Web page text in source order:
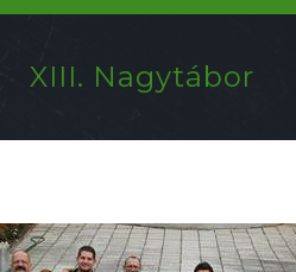
XIII. Nagytábor